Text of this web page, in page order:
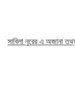
সাবিলা নুরের এ অজানা